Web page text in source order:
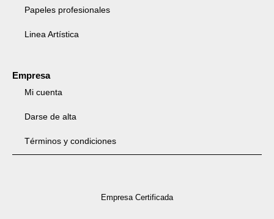
Papeles profesionales
Linea Artística
Empresa
Mi cuenta
Darse de alta
Términos y condiciones
Empresa Certificada